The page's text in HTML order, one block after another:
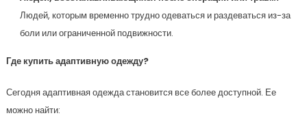
Людей, которым временно трудно одеваться и раздеваться из-за
боли или ограниченной подвижности.
Где купить адаптивную одежду?
Сегодня адаптивная одежда становится все более доступной. Ее
можно найти: